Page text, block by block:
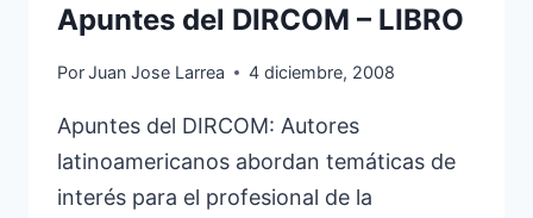
Apuntes del DIRCOM – LIBRO
PorJuan Jose Larrea 4 diciembre, 2008
Apuntes del DIRCOM: Autores
latinoamericanos abordan temáticas de
interés para el profesional de la